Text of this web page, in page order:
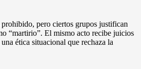
pero ciertos grupos justifican
“martirio”. El mismo acto recibe juicios
ética situacional que rechaza la